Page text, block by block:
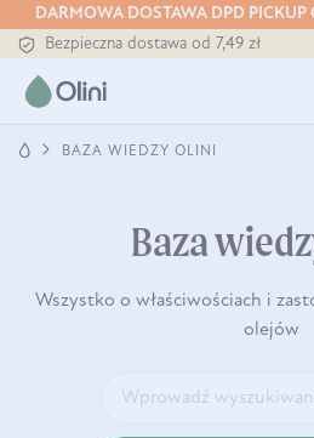
DARMOWA DOSTAWA DPD
Bezpieczna dostawa od 7,49 zł
Darmowa dostawa od 199 zł
Tłoczony zawsze na zimno
BAZA WIEDZY OLINI
Baza
Wszystko o właściwościach i
olejów